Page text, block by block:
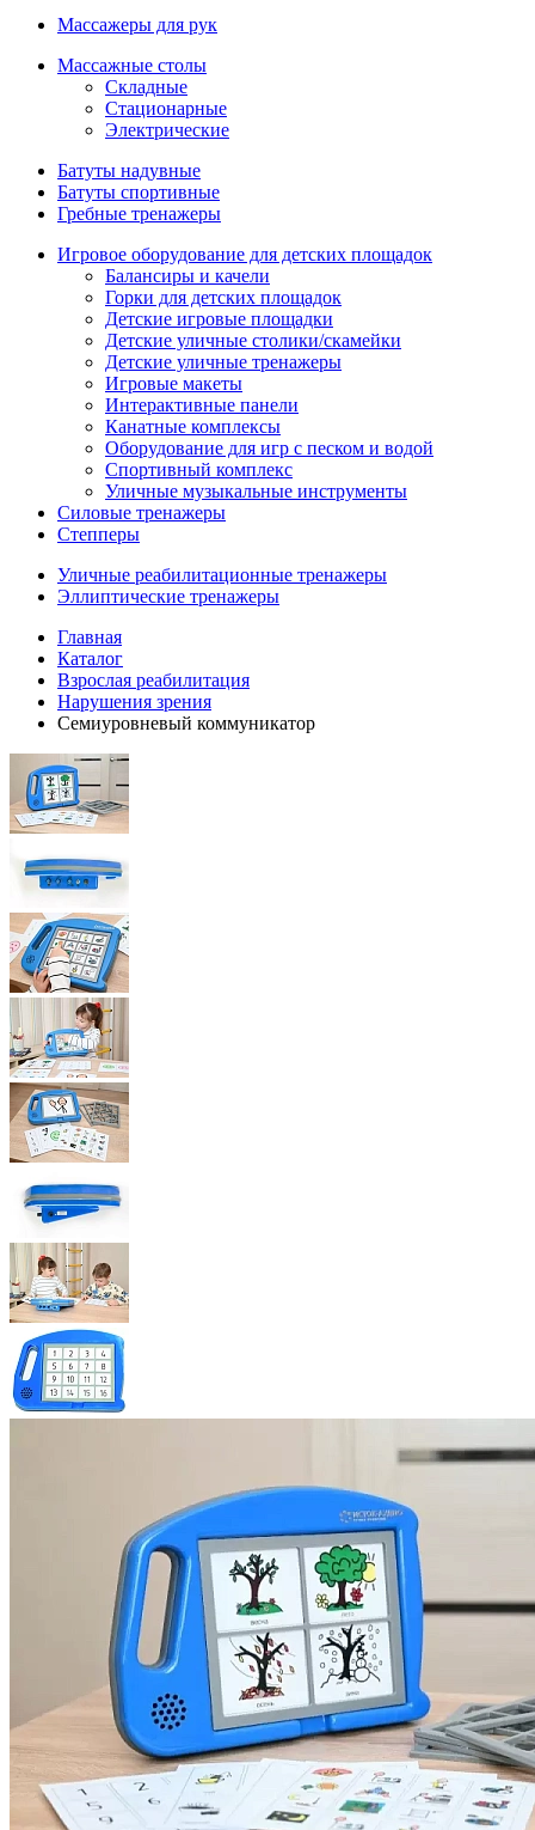
Массажеры для рук
Массажные столы
Складные
Стационарные
Электрические
Батуты надувные
Батуты спортивные
Гребные тренажеры
Игровое оборудование для детских площадок
Балансиры и качели
Горки для детских площадок
Детские игровые площадки
Детские уличные столики/скамейки
Детские уличные тренажеры
Игровые макеты
Интерактивные панели
Канатные комплексы
Оборудование для игр с песком и водой
Спортивный комплекс
Уличные музыкальные инструменты
Силовые тренажеры
Степперы
Уличные реабилитационные тренажеры
Эллиптические тренажеры
Главная
Каталог
Взрослая реабилитация
Нарушения зрения
Семиуровневый коммуникатор